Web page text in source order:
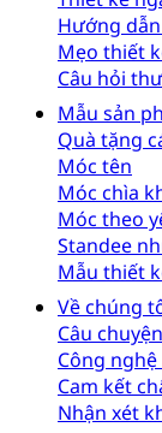
Hướng
Mẹo thiết
Câu hỏi
Mẫu sản
Quà tặng
Móc tên
Móc chìa
Móc theo
Standee
Mẫu thiết
Về chúng
Câu
Công
Cam kết
Nhận xét